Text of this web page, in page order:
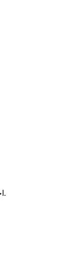
اجعل الاستكشاف أسهل، واجعل الحياة أكثر ثراءً.